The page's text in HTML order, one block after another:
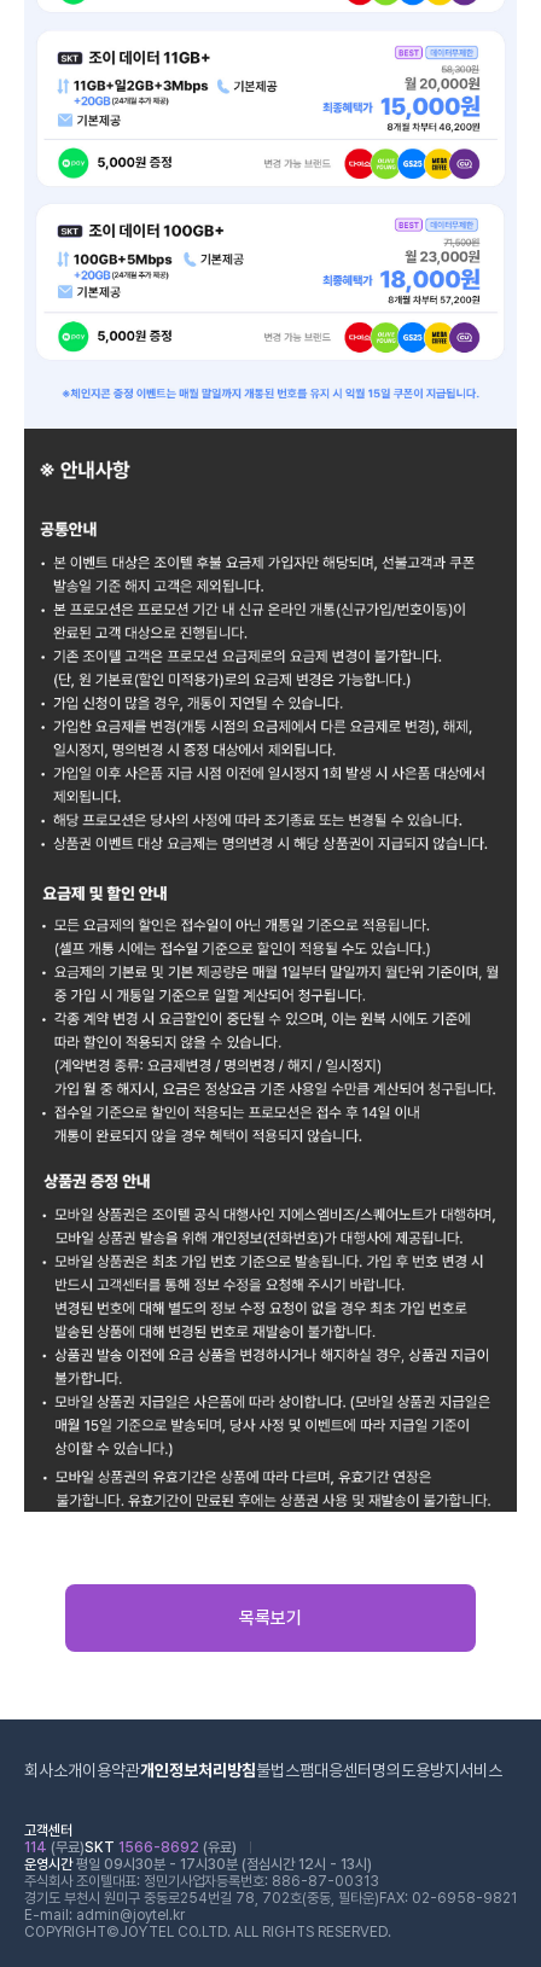
목록보기
회사소개이용약관개인정보처리방침불법스팸대응센터 명의도용방지서비스
고객센터
114 (무료)SKT 1566-8692 (유료)
운영시간평일 09시30분 - 17시30분 (점심시간 12시 - 13시)
주식회사 조이텔대표: 정민기 사업자등록번호: 886-87-00313
경기도 부천시 원미구 중동로254번길 78, 702호(중동, 필타운) FAX: 02-6958-9821
E-mail: admin@joytel.kr
COPYRIGHT©JOYTEL CO.LTD. ALL RIGHTS RESERVED.